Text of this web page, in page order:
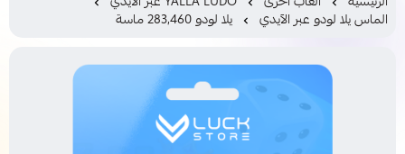
الماس يلا لودو عبر الآيدي
يلا لودو 283,460 ماسة